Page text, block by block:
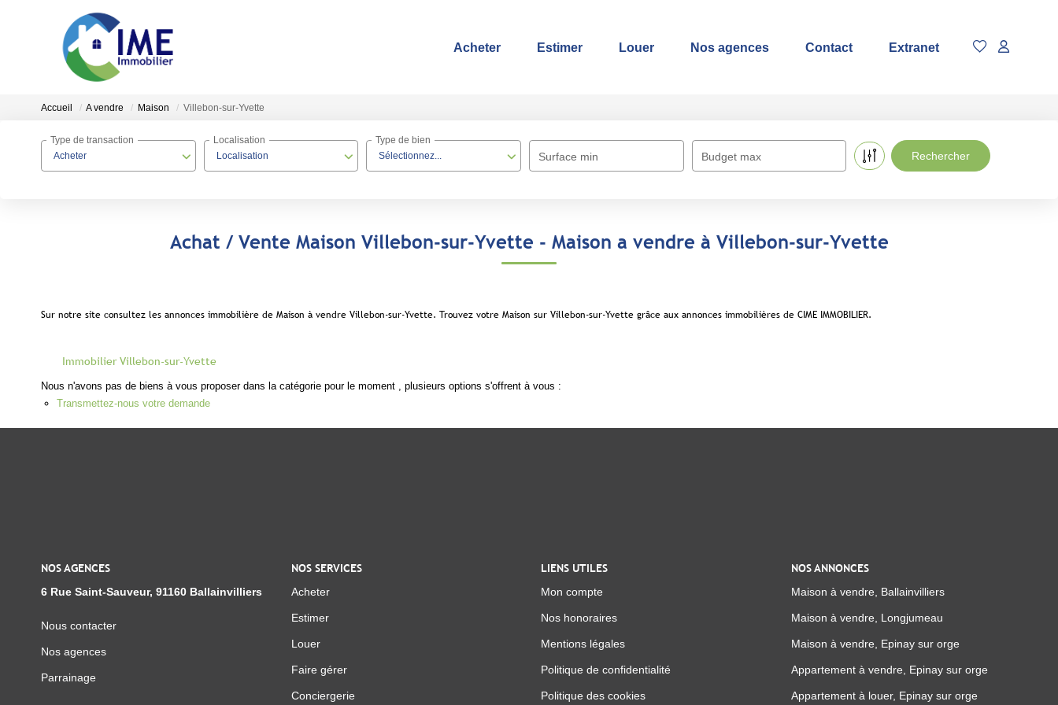
Acheter Estimer Louer Nos agences Contact Extranet
Accueil A vendre Maison Villebon-sur-Yvette
Acheter
Type de transaction
Localisation
Localisation
Sélectionnez...
Type de bien
Surface min Budget max
Achat / Vente Maison Villebon-sur-Yvette - Maison a vendre à Villebon-sur-Yvette
Sur notre site consultez les annonces immobilière de Maison à vendre Villebon-sur-Yvette. Trouvez votre Maison sur Villebon-sur-Yvette grâce aux annonces immobilières de CIME IMMOBILIER.
Immobilier Villebon-sur-Yvette
Nous n'avons pas de biens à vous proposer dans la catégorie pour le moment , plusieurs options s'offrent à vous :
Transmettez-nous votre demande
NOS AGENCES
6 Rue Saint-Sauveur, 91160 Ballainvilliers
Nous contacter
Nos agences
Parrainage
NOS SERVICES
Acheter
Estimer
Louer
Faire gérer
Conciergerie
LIENS UTILES
Mon compte
Nos honoraires
Mentions légales
Politique de confidentialité
Politique des cookies
NOS ANNONCES
Maison à vendre, Ballainvilliers
Maison à vendre, Longjumeau
Maison à vendre, Epinay sur orge
Appartement à vendre, Epinay sur orge
Appartement à louer, Epinay sur orge